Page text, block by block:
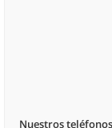
Nuestros